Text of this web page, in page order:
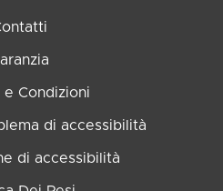
e Condizioni
di accessibilità
di accessibilità